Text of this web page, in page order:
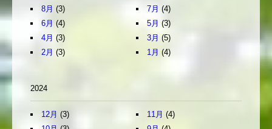
8月 (3) 7月 (4)
6月 (4) 5月 (3)
4月 (3) 3月 (5)
2月 (3) 1月 (4)
2024
12月 (3) 11月 (4)